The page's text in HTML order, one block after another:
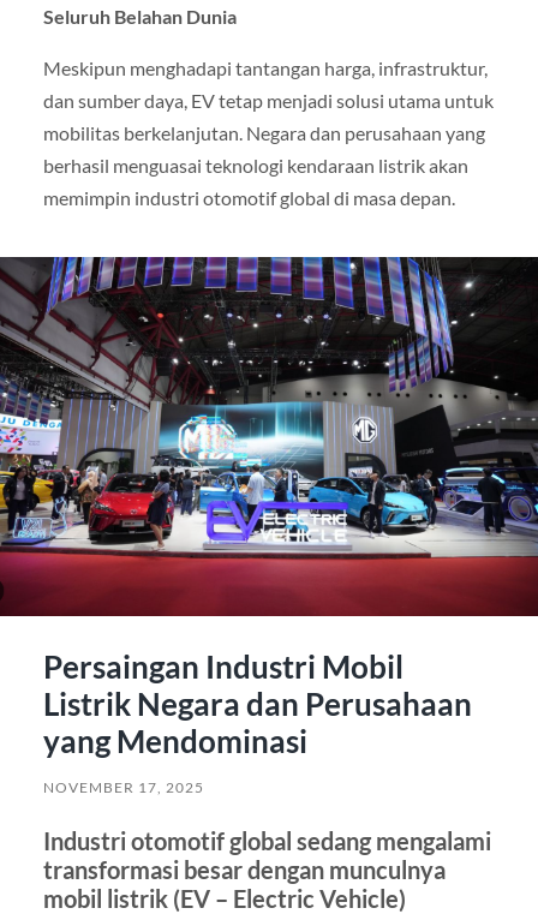
Seluruh Belahan Dunia
Meskipun menghadapi tantangan harga, infrastruktur,
dan sumber daya, EV tetap menjadi solusi utama untuk
mobilitas berkelanjutan. Negara dan perusahaan yang
berhasil menguasai teknologi kendaraan listrik akan
memimpin industri otomotif global di masa depan.
Persaingan Industri Mobil
Listrik Negara dan Perusahaan
yang Mendominasi
NOVEMBER 17, 2025
Industri otomotif global sedang mengalami
transformasi besar dengan munculnya
mobil listrik (EV – Electric Vehicle)